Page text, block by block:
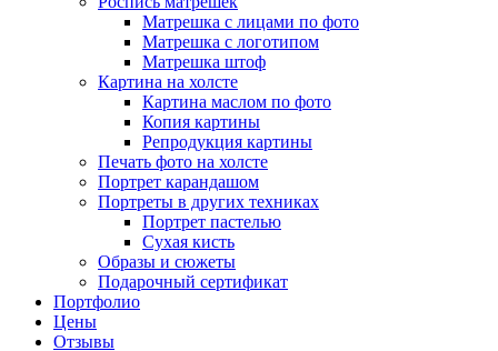
Матрешка с лицами по фото
Матрешка с логотипом
Матрешка штоф
Картина на холсте
Картина маслом по фото
Копия картины
Репродукция картины
Печать фото на холсте
Портрет карандашом
Портреты в других техниках
Портрет пастелью
Сухая кисть
Образы и сюжеты
Подарочный сертификат
Портфолио
Цены
Отзывы